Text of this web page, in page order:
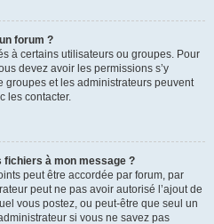
forum ?
à certains utilisateurs ou groupes. Pour
devez avoir les permissions s’y
groupes et les administrateurs peuvent
les contacter.
fichiers à mon message ?
peut être accordée par forum, par
peut ne pas avoir autorisé l’ajout de
vous postez, ou peut-être que seul un
si vous ne savez pas